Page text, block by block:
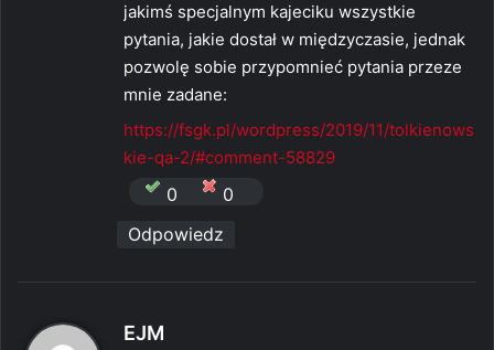
e
:
jakimś specjalnym kajeciku wszystkie
pytania, jakie dostał w międzyczasie, jednak
pozwolę sobie przypomnieć pytania przeze
mnie zadane:
https://fsgk.pl/wordpress/2019/11/tolkienows
kie-qa-2/#comment-58829
0
0
Odpowiedz
EJM